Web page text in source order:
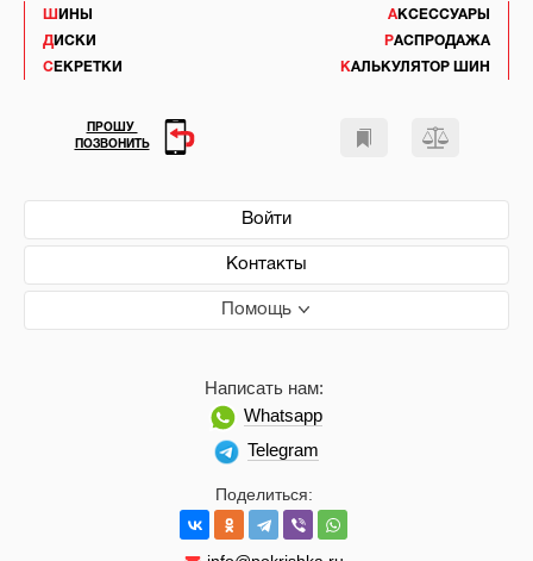
ШИНЫ
ДИСКИ
СЕКРЕТКИ
АКСЕССУАРЫ
РАСПРОДАЖА
КАЛЬКУЛЯТОР ШИН
Войти
Контакты
Помощь
Поделиться:
Написать нам:
Whatsapp
Telegram
ПРОШУ
ПОЗВОНИТЬ